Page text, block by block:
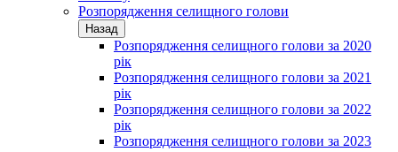
Розпорядження селищного голови
Назад
Розпорядження селищного голови за 2020
рік
Розпорядження селищного голови за 2021
рік
Розпорядження селищного голови за 2022
рік
Розпорядження селищного голови за 2023